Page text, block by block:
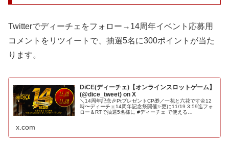
Twitterでディーチェをフォロー→14周年イベント応募用
コメントをリツイートで、抽選5名に300ポイントが当た
ります。
DiCE(ディーチェ)【オンラインスロットゲーム】
(@dice_tweet) on X
＼14周年記念🎉PtプレゼントCP🎁／一花と六花です🌼12
時〜ディーチェ14周年記念祭開催✨更に11/19 3:59迄フォ
ロー＆RTで抽選5名様に #ディーチェ で使える
x.com